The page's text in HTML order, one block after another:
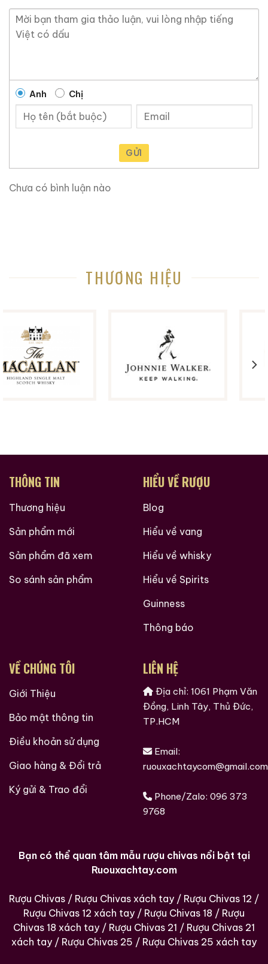
Macallan 18 Sherry
Oak 1997
Macallan 18 Sherry
Oak 1996
0,0 18.860.000
Giới Thiệu Một Số Mẫu Rượu Brandy
Brandy Changyu Gold
Medal
0,0 (0 đánh giá)
Roi Des Rois Cognac
Monalisa
0,0 (0 đánh giá)
Tại sao tin tưởngruouxachtay.com
rượu whisky, rượu brandy, rượu rum,… Cho dù bạn
muốn biết về nguồn gốc của một loại rượu whisky cụ
thể, hoặc hương vị và lịch sử đi kèm với nó, trang web
này có thể giúp bạn biết từng chi tiết nhỏ.
Anh Chị
GỬI
Chưa có bình luận nào
THƯƠNG HIỆU
THÔNG TIN
Thương hiệu
Sản phẩm mới
Sản phẩm đã xem
So sánh sản phẩm
HIỂU VỀ RƯỢU
Blog
Hiểu về vang
Hiểu về whisky
Hiểu về Spirits
Guinness
Thông báo
VỀ CHÚNG TÔI
Giới Thiệu
Bảo mật thông tin
Điều khoản sử dụng
Giao hàng & Đổi trả
Ký gửi & Trao đổi
LIÊN HỆ
Địa chỉ: 1061 Phạm Văn
Đồng, Linh Tây, Thủ Đức,
TP.HCM
Email:
ruouxachtaycom@gmail.com
Phone/Zalo: 096 373
9768
Bạn có thể quan tâm mẫu rượu chivas nổi bật tại
Ruouxachtay.com
Rượu Chivas / Rượu Chivas xách tay / Rượu Chivas 12 /
Rượu Chivas 12 xách tay / Rượu Chivas 18 / Rượu
Chivas 18 xách tay / Rượu Chivas 21 / Rượu Chivas 21
xách tay / Rượu Chivas 25 / Rượu Chivas 25 xách tay